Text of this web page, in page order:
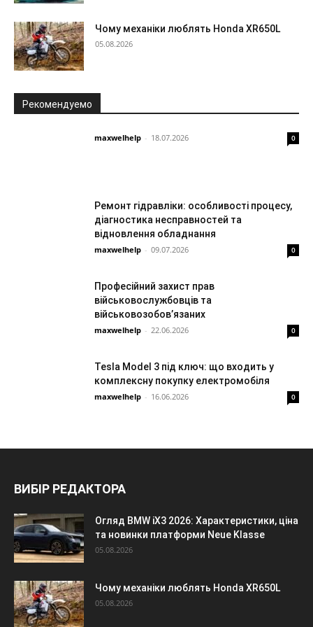
Чому механіки люблять Honda XR650L
05.08.2026
Рекомендуемо
maxwelhelp - 18.07.2026 0
Ремонт гідравліки: особливості процесу,
діагностика несправностей та
відновлення обладнання
maxwelhelp - 09.07.2026 0
Професійний захист прав
військовослужбовців та
військовозобов’язаних
maxwelhelp - 22.06.2026 0
Tesla Model 3 під ключ: що входить у
комплексну покупку електромобіля
maxwelhelp - 16.06.2026 0
ВИБІР РЕДАКТОРА
Огляд BMW iX3 2026: Характеристики, ціна
та новинки платформи Neue Klasse
05.08.2026
Чому механіки люблять Honda XR650L
05.08.2026